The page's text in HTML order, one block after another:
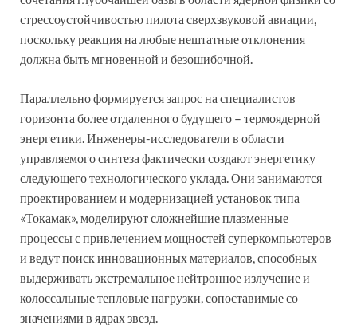
стрессоустойчивостью пилота сверхзвуковой авиации,
поскольку реакция на любые нештатные отклонения
должна быть мгновенной и безошибочной.
Параллельно формируется запрос на специалистов
горизонта более отдаленного будущего – термоядерной
энергетики. Инженеры-исследователи в области
управляемого синтеза фактически создают энергетику
следующего технологического уклада. Они занимаются
проектированием и модернизацией установок типа
«Токамак», моделируют сложнейшие плазменные
процессы с привлечением мощностей суперкомпьютеров
и ведут поиск инновационных материалов, способных
выдерживать экстремальное нейтронное излучение и
колоссальные тепловые нагрузки, сопоставимые со
значениями в ядрах звезд.